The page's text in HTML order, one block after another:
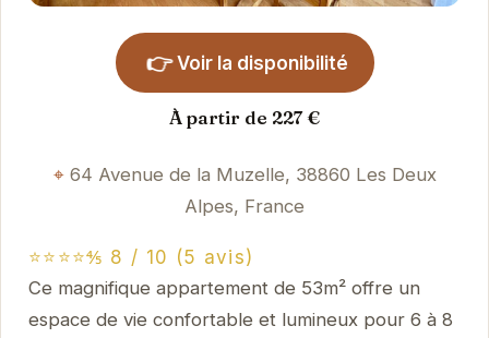
👉 Voir la disponibilité
À partir de 227 €
64 Avenue de la Muzelle, 38860 Les Deux
Alpes, France
⭐⭐⭐⭐⅘ 8 / 10 (5 avis)
Ce magnifique appartement de 53m² offre un
espace de vie confortable et lumineux pour 6 à 8